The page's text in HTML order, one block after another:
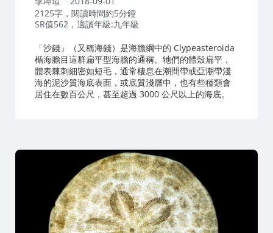
者：
2125字，閱讀時間約5分鐘
SR值562，適讀年級:九年級
「沙錢」（又稱海錢）是海膽綱中的 Clypeasteroida
楯海膽目這群扁平型海膽的通稱。牠們的體殼扁平，
體表棘刺細密如短毛，通常棲息在潮間帶或亞潮帶淺
海的泥沙質海底表面，或底質淺層中，也有些種類會
居住在數百公尺，甚至超過 3000 公尺以上的海底。